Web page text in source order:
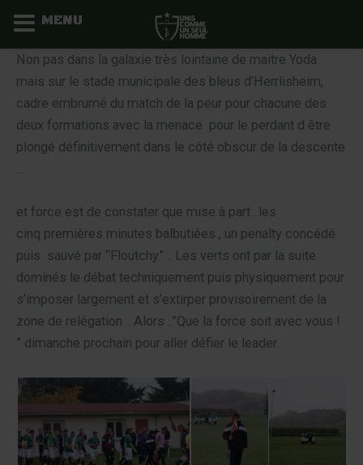
Aller
contenu
Non pas dans la galaxie très lointaine de maitre Yoda
mais sur le stade municipale des bleus d’Herrlisheim,
cadre embrumé du match de la peur pour chacune des
deux formations avec la menace pour le perdant d être
plongé définitivement dans le côté obscur de la descente
…
et force est de constater que mise à part ..les
cinq premières minutes balbutiées , un penalty concédé
puis sauvé par “Floutchy” .. Les verts ont par la suite
dominés le débat techniquement puis physiquement pour
s’imposer largement et s’extirper provisoirement de la
zone de relégation .. Alors ..”Que la force soit avec vous !
” dimanche prochain pour aller défier le leader.
MENU